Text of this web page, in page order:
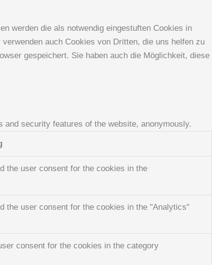
werden die als notwendig eingestuften Cookies in
auch Cookies von Dritten, die uns helfen zu
gespeichert. Sie haben auch die Möglichkeit, diese
security features of the website, anonymously.
the user consent for the cookies in the
the user consent for the cookies in the "Analytics"
consent for the cookies in the category